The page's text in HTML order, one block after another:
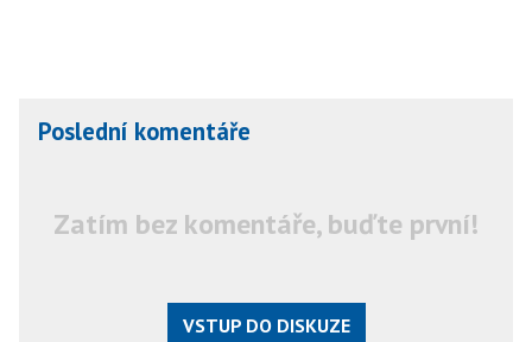
Poslední komentáře
Zatím bez komentáře, buďte první!
VSTUP DO DISKUZE